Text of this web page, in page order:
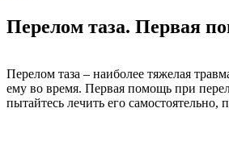
Перелом таза. Первая
Перелом таза – наиболее тяжелая
ему во время. Первая помощь при
пытайтесь лечить его